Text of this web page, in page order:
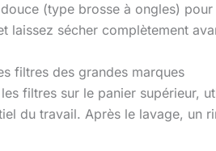
(type brosse à ongles)
laissez sécher complètement
filtres des grandes marques
filtres sur le panier supérieur,
du travail. Après le lavage, un